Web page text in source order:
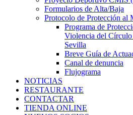
Formularios de Alta/Baja
Protocolo de Protección al
Programa de
Violencia del
Sevilla
Breve Guía de
Canal de denuncia
Flujograma
NOTICIAS
RESTAURANTE
CONTACTAR
TIENDA ONLINE